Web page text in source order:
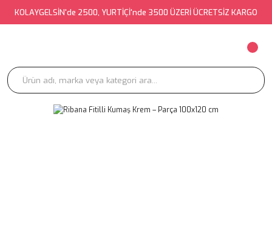
KOLAYGELSİN'de 2500, YURTİÇİ'nde 3500 ÜZERİ ÜCRETSİZ KARGO